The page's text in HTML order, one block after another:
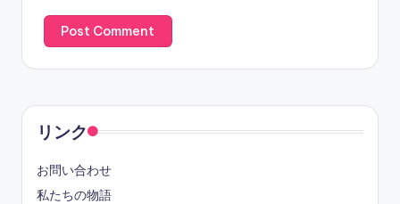
リンク
お問い合わせ
私たちの物語